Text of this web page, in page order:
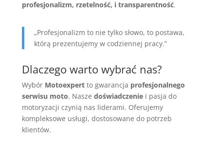
profesjonalizm, rzetelność, i transparentność.
„Profesjonalizm to nie tylko słowo, to postawa,
którą prezentujemy w codziennej pracy.”
Dlaczego warto wybrać nas?
Wybór Motoexpertto gwarancja profesjonalnego
serwisu moto. Nasze doświadczeniei pasja do
motoryzacji czynią nas liderami. Oferujemy
kompleksowe usługi, dostosowane do potrzeb
klientów.